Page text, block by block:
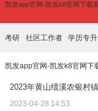
凯发app官网-凯发k8官网下载
考研 社区工作者 学历专
凯发app官网-凯发k8官网下
2023年黄山绩溪农银村
2023-04-28 14:53